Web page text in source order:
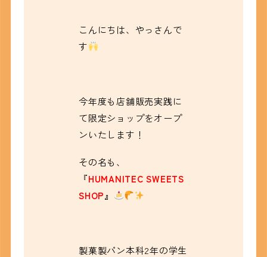
こんにちは、やっさんで
す
今年度も店舗販売実践に
て限定ショップをオープ
ンいたします！
その名も、
『HUMANITEC SWEETS
SHOP』
製菓製パン本科2年の学生